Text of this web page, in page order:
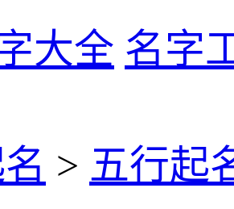
大全 名字
> 五行起